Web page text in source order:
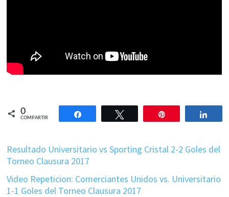
0
COMPARTIR
Compartir
Resultado Universitario vs Sporting Cristal 2-2 Goles del
Torneo Clausura 2017
Video Repeticion: Comerciantes Unidos vs. Universitario
1-1 Goles del Torneo Clausura 2017